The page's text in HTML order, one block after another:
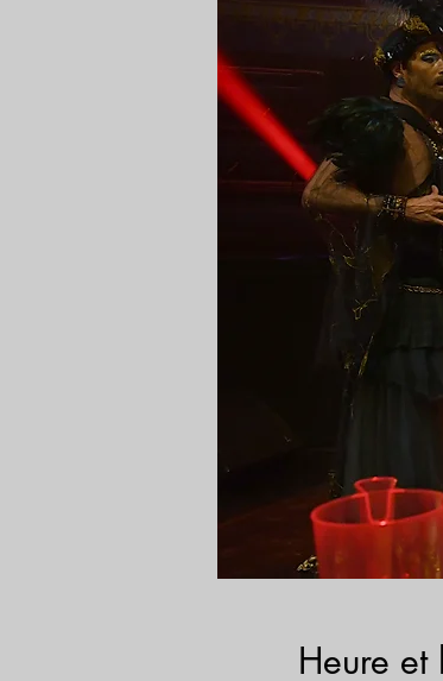
Heure et